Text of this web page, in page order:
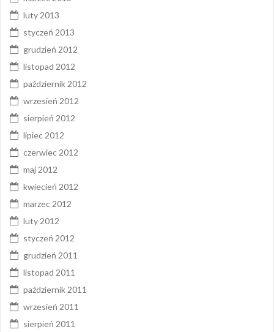
luty 2013
styczeń 2013
grudzień 2012
listopad 2012
październik 2012
wrzesień 2012
sierpień 2012
lipiec 2012
czerwiec 2012
maj 2012
kwiecień 2012
marzec 2012
luty 2012
styczeń 2012
grudzień 2011
listopad 2011
październik 2011
wrzesień 2011
sierpień 2011